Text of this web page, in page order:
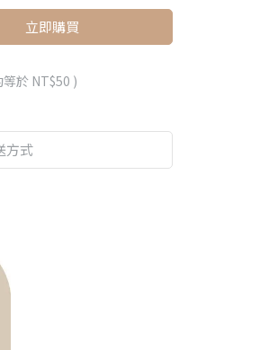
立即購買
等於NT$50 )
方式